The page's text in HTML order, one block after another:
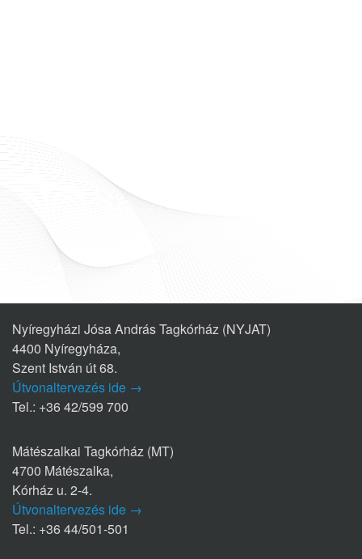
Nyíregyházi Jósa András Tagkórház (NYJAT)
4400 Nyíregyháza,
Szent István út 68.
Útvonaltervezés ide →
Tel.: +36 42/599 700
Mátészalkai Tagkórház (MT)
4700 Mátészalka,
Kórház u. 2-4.
Útvonaltervezés ide →
Tel.: +36 44/501-501